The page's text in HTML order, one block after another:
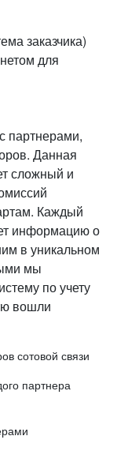
заказчика)
для
партнерами,
Данная
сложный и
Каждый
информацию о
в уникальном
мы
по учету
вошли
сотовой связи
партнера